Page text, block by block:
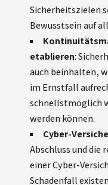
Sicherheitszielen
Bewusstsein auf
etablieren:
auch beinhalten,
im Ernstfall
schnellstmöglich
werden können.
Cyber-
Abschluss und die
einer Cyber-
Schadenfall